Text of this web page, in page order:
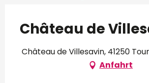
Château de
Château de Villesavin, 41250
Anfahrt